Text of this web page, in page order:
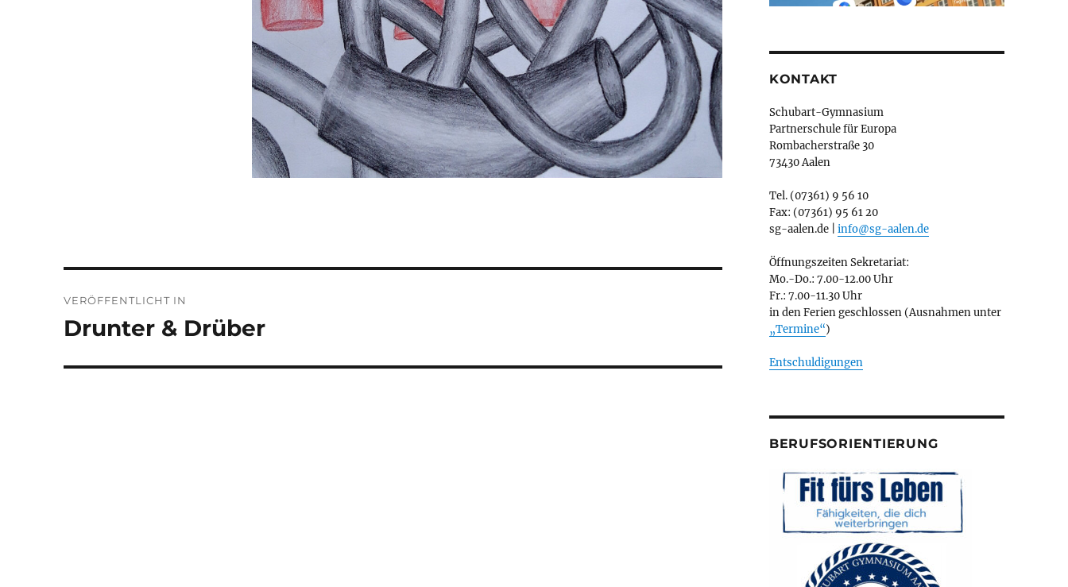
VERÖFFENTLICHT IN
Drunter & Drüber
KONTAKT
Schubart-Gymnasium
Partnerschule für Europa
Rombacherstraße 30
73430 Aalen
Tel. (07361) 9 56 10
Fax: (07361) 95 61 20
sg-aalen.de | info@sg-aalen.de
Öffnungszeiten Sekretariat:
Mo.-Do.: 7.00-12.00 Uhr
Fr.: 7.00-11.30 Uhr
in den Ferien geschlossen (Ausnahmen unter
„Termine“)
Entschuldigungen
BERUFSORIENTIERUNG